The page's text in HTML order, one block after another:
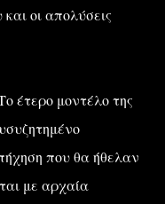
οι απολύσεις
έτερο μοντέλο της
που θα ήθελαν
με αρχαία